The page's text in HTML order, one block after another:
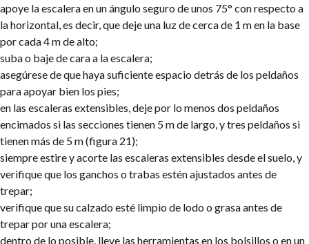
apoye la escalera en un ángulo seguro de unos 75° con respecto a
la horizontal, es decir, que deje una luz de cerca de 1 m en la base
por cada 4 m de alto;
suba o baje de cara a la escalera;
asegúrese de que haya suficiente espacio detrás de los peldaños
para apoyar bien los pies;
en las escaleras extensibles, deje por lo menos dos peldaños
encimados si las secciones tienen 5 m de largo, y tres peldaños si
tienen más de 5 m (figura 21);
siempre estire y acorte las escaleras extensibles desde el suelo, y
verifique que los ganchos o trabas estén ajustados antes de
trepar;
verifique que su calzado esté limpio de lodo o grasa antes de
trepar por una escalera;
dentro de lo posible, lleve las herramientas en los bolsillos o en un